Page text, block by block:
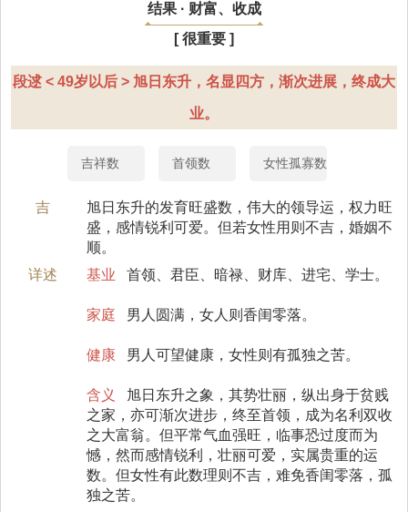
结果 · 财富、收成
[ 很重要 ]
段逑 < 49岁以后 > 旭日东升，名显四方，渐次进展，终成大
业。
吉祥数 首领数 女性孤寡数
吉
旭日东升的发育旺盛数，伟大的领导运，权力旺
盛，感情锐利可爱。但若女性用则不吉，婚姻不
顺。
详述
基业 首领、君臣、暗禄、财库、进宅、学士。
家庭 男人圆满，女人则香闺零落。
健康 男人可望健康，女性则有孤独之苦。
含义
旭日东升之象，其势壮丽，纵出身于贫贱
之家，亦可渐次进步，终至首领，成为名利双收
之大富翁。但平常气血强旺，临事恐过度而为
憾，然而感情锐利，壮丽可爱，实属贵重的运
数。但女性有此数理则不吉，难免香闺零落，孤
独之苦。